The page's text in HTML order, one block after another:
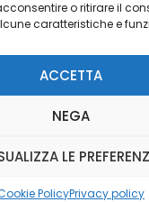
o ritirare il
caratteristiche e
ACCETTA
NEGA
LE
PolicyPrivacy policy